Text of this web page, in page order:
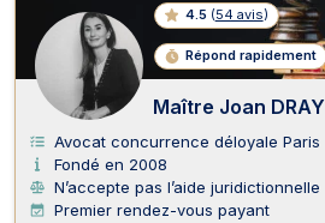
4.5 (54 avis)
Répond rapidement
Maître Joan DRAY
Avocat concurrence déloyale Paris
Fondé en 2008
N’accepte pas l’aide juridictionnelle
Premier rendez-vous payant